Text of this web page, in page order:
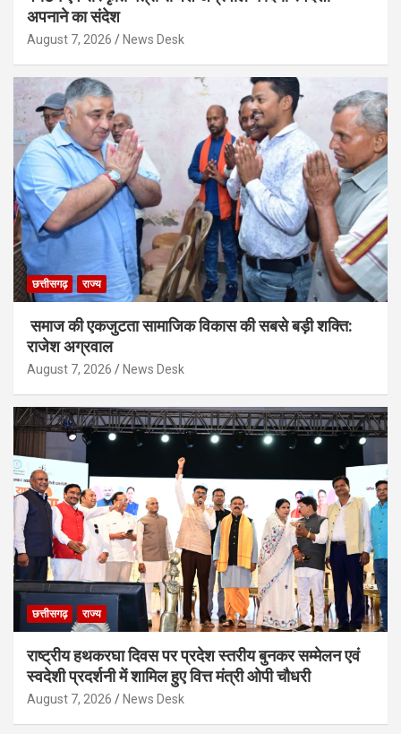
अपनाने का संदेश
August 7, 2026 News Desk
छत्तीसगढ़ राज्य
समाज की एकजुटता सामाजिक विकास की सबसे बड़ी शक्ति:
राजेश अग्रवाल
August 7, 2026 News Desk
छत्तीसगढ़ राज्य
राष्ट्रीय हथकरघा दिवस पर प्रदेश स्तरीय बुनकर सम्मेलन एवं
स्वदेशी प्रदर्शनी में शामिल हुए वित्त मंत्री ओपी चौधरी
August 7, 2026 News Desk